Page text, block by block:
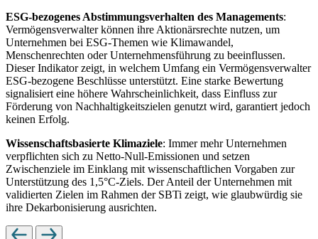
ESG-bezogenes Abstimmungsverhalten des Managements:
Vermögensverwalter können ihre Aktionärsrechte nutzen, um
Unternehmen bei ESG-Themen wie Klimawandel,
Menschenrechten oder Unternehmensführung zu beeinflussen.
Dieser Indikator zeigt, in welchem Umfang ein Vermögensverwalter
ESG-bezogene Beschlüsse unterstützt. Eine starke Bewertung
signalisiert eine höhere Wahrscheinlichkeit, dass Einfluss zur
Förderung von Nachhaltigkeitszielen genutzt wird, garantiert jedoch
keinen Erfolg.
Wissenschaftsbasierte Klimaziele: Immer mehr Unternehmen
verpflichten sich zu Netto-Null-Emissionen und setzen
Zwischenziele im Einklang mit wissenschaftlichen Vorgaben zur
Unterstützung des 1,5°C-Ziels. Der Anteil der Unternehmen mit
validierten Zielen im Rahmen der SBTi zeigt, wie glaubwürdig sie
ihre Dekarbonisierung ausrichten.